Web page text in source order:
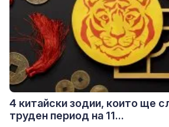
4 китайски зодии, които ще
труден период на 11...